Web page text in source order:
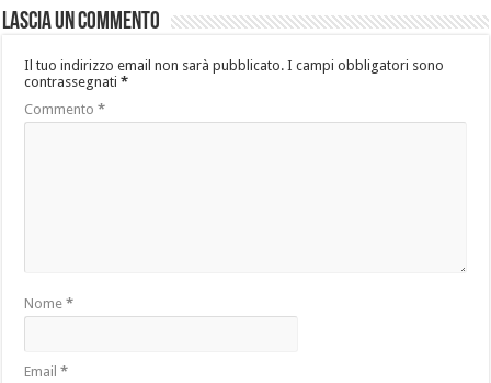
Lascia un commento
Il tuo indirizzo email non sarà pubblicato. I campi obbligatori sono
contrassegnati*
Commento*
Nome*
Email*